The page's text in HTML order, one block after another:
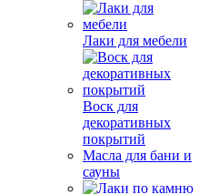
Лаки для мебели
Воск для
декоративных
покрытий
Масла для бани и
сауны